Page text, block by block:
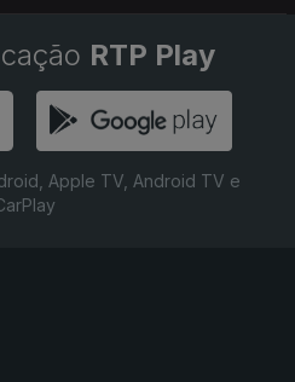
RTP Play
Apple TV, Android TV e